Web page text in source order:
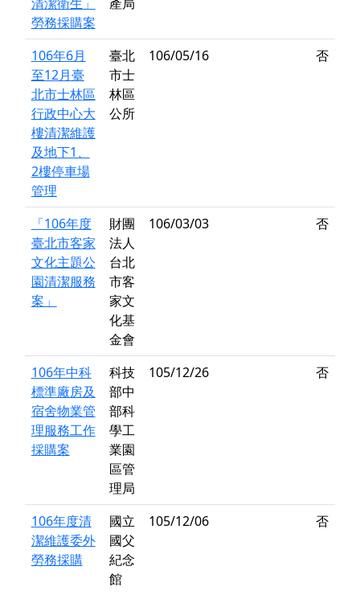
勞務採購案
106年6月
至12月臺
北市士林區
行政中心大
樓清潔維護
及地下1、
2樓停車場
管理
臺北
市士
林區
公所
106/05/16 否
「106年度
臺北市客家
文化主題公
園清潔服務
案」
財團
法人
台北
市客
家文
化基
金會
106/03/03 否
106年中科
標準廠房及
宿舍物業管
理服務工作
採購案
科技
部中
部科
學工
業園
區管
理局
105/12/26 否
106年度清
潔維護委外
勞務採購
國立
國父
紀念
館
105/12/06 否